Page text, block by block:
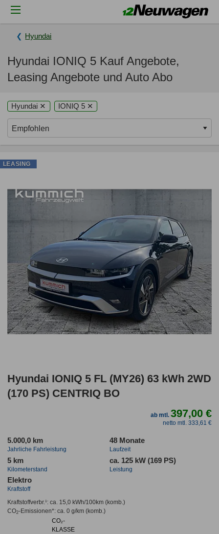
Hyundai
Hyundai IONIQ 5 Kauf Angebote,
Leasing Angebote und Auto Abo
Hyundai ✕ IONIQ 5 ✕
Hyundai IONIQ 5 FL (MY26) 63 kWh 2WD
(170 PS) CENTRIQ BO
ab mtl.397,00 €
netto mtl. 333,61 €
5.000,0 km
Jahrliche Fahrleistung
48 Monate
Laufzeit
5 km
Kilometerstand
ca. 125 kW (169 PS)
Leistung
Elektro
Kraftstoff
Kraftstoffverbr.¹: ca. 15,0 kWh/100km(komb.)
CO2-Emissionen*: ca. 0 g/km(komb.)
CO₂-
KLASSE
LEASING